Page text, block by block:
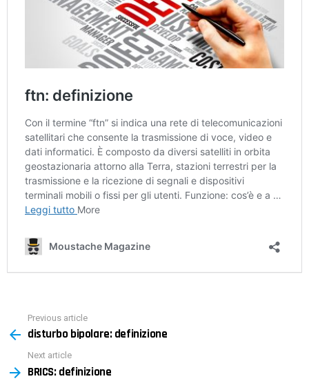
more
Previous article
disturbo bipolare: definizione
Next article
BRICS: definizione